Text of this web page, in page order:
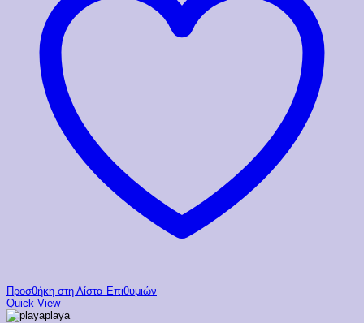
Προσθήκη στη Λίστα Επιθυμιών
Quick View
playa